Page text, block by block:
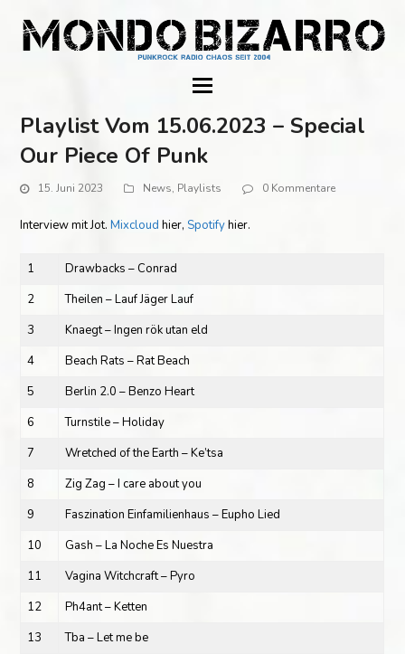
Playlist Vom 15.06.2023 – Special
Our Piece Of Punk
15. Juni 2023 News, Playlists 0 Kommentare
Interview mit Jot.Mixcloud hier, Spotifyhier.
1
Drawbacks – Conrad
2
Theilen – Lauf Jäger Lauf
3
Knaegt – Ingen rök utan eld
4
Beach Rats – Rat Beach
5
Berlin 2.0 – Benzo Heart
6
Turnstile – Holiday
7
Wretched of the Earth – Ke’tsa
8
Zig Zag – I care about you
9
Faszination Einfamilienhaus – Eupho Lied
10
Gash – La Noche Es Nuestra
11
Vagina Witchcraft – Pyro
12
Ph4ant – Ketten
13
Tba – Let me be